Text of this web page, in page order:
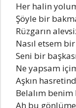
Her halin
Şöyle bir
Rüzgarın
Nasıl etsem
Seni bir
Ne yapsam
Aşkın
Belalım
Ah bu